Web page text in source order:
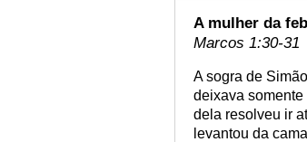
A mulher da
Marcos 1:30-31
A sogra de
deixava
dela resolveu ir
levantou da